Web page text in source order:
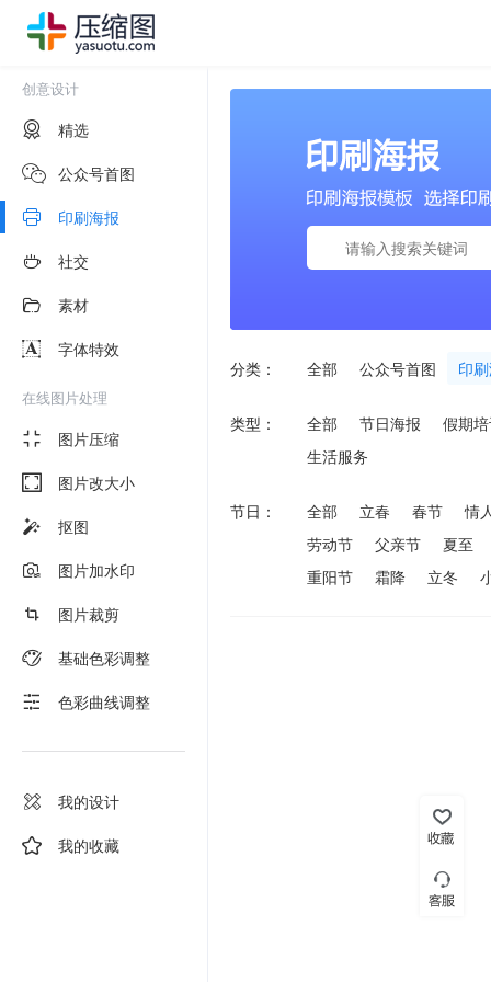
创意设计
精选
公众号首图
印刷海报
社交
素材
字体特效
在线图片处理
图片压缩
图片改大小
抠图
图片加水印
图片裁剪
基础色彩调整
色彩曲线调整
我的设计
我的收藏
分类： 全部 公众号首图 印
类型： 全部 节日海报
假期
生活服务
节日： 全部 立春 春节
情
劳动节
父亲节
夏至
重阳节
霜降 立冬